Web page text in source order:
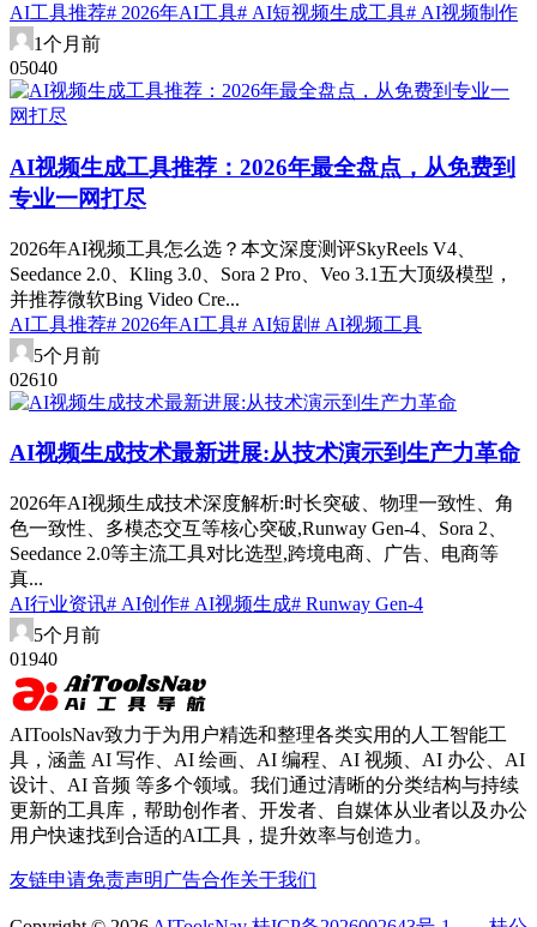
AI工具推荐# 2026年AI工具# AI短视频生成工具# AI视频制作
1个月前
05040
AI视频生成工具推荐：2026年最全盘点，从免费到
专业一网打尽
2026年AI视频工具怎么选？本文深度测评SkyReels V4、
Seedance 2.0、Kling 3.0、Sora 2 Pro、Veo 3.1五大顶级模型，
并推荐微软Bing Video Cre...
AI工具推荐# 2026年AI工具# AI短剧# AI视频工具
5个月前
02610
AI视频生成技术最新进展:从技术演示到生产力革命
2026年AI视频生成技术深度解析:时长突破、物理一致性、角
色一致性、多模态交互等核心突破,Runway Gen-4、Sora 2、
Seedance 2.0等主流工具对比选型,跨境电商、广告、电商等
真...
AI行业资讯# AI创作# AI视频生成# Runway Gen-4
5个月前
01940
AIToolsNav致力于为用户精选和整理各类实用的人工智能工
具，涵盖 AI 写作、AI 绘画、AI 编程、AI 视频、AI 办公、AI
设计、AI 音频 等多个领域。我们通过清晰的分类结构与持续
更新的工具库，帮助创作者、开发者、自媒体从业者以及办公
用户快速找到合适的AI工具，提升效率与创造力。
友链申请免责声明 广告合作关于我们